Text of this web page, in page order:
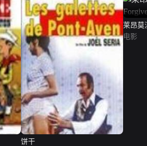
饼干
莱昂莫
Sinner
电影